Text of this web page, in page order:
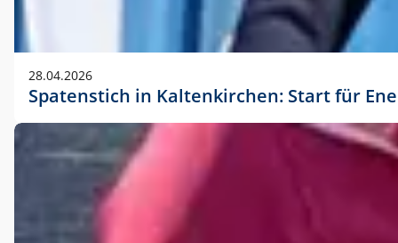
28.04.2026
Spatenstich in Kaltenkirchen: Start für